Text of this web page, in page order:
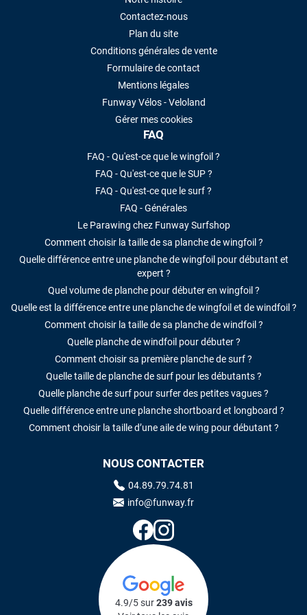
Contactez-nous
Plan du site
Conditions générales de vente
Formulaire de contact
Mentions légales
Funway Vélos - Veloland
Gérer mes cookies
FAQ
FAQ - Qu'est-ce que le wingfoil ?
FAQ - Qu'est-ce que le SUP ?
FAQ - Qu'est-ce que le surf ?
FAQ - Générales
Le Parawing chez Funway Surfshop
Comment choisir la taille de sa planche de wingfoil ?
Quelle différence entre une planche de wingfoil pour débutant et
expert ?
Quel volume de planche pour débuter en wingfoil ?
Quelle est la différence entre une planche de wingfoil et de windfoil ?
Comment choisir la taille de sa planche de windfoil ?
Quelle planche de windfoil pour débuter ?
Comment choisir sa première planche de surf ?
Quelle taille de planche de surf pour les débutants ?
Quelle planche de surf pour surfer des petites vagues ?
Quelle différence entre une planche shortboard et longboard ?
Comment choisir la taille d’une aile de wing pour débutant ?
NOUS CONTACTER
04.89.79.74.81
info@funway.fr
4.9/5 sur239 avis